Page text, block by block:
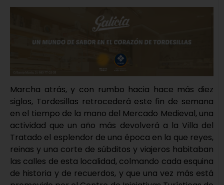
Marcha atrás, y con rumbo hacia hace más diez
siglos, Tordesillas retrocederá este fin de semana
en el tiempo de la mano del Mercado Medieval, una
actividad que un año más devolverá a la Villa del
Tratado el esplendor de una época en la que reyes,
reinas y una corte de súbditos y viajeros habitaban
las calles de esta localidad, colmando cada esquina
de historia y de recuerdos, y que una vez más está